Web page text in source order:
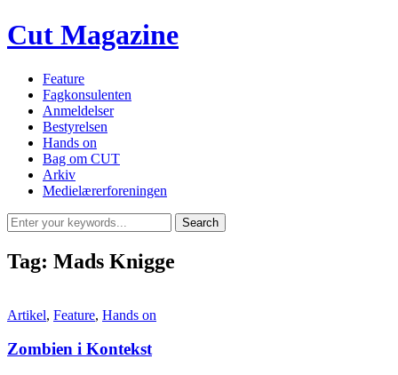
Cut Magazine
Feature
Fagkonsulenten
Anmeldelser
Bestyrelsen
Hands on
Bag om CUT
Arkiv
Medielærerforeningen
Tag: Mads Knigge
Artikel, Feature, Hands on
Zombien i Kontekst